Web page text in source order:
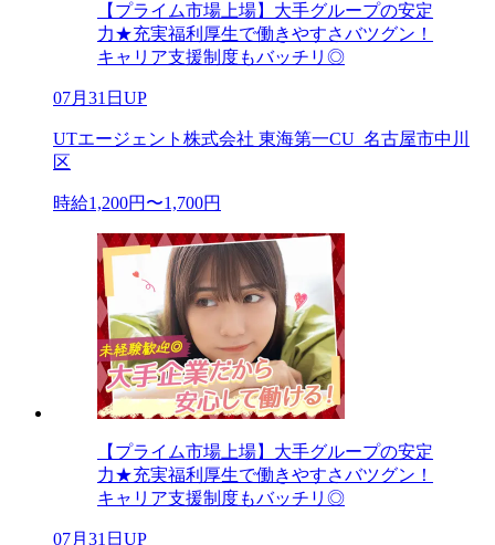
【プライム市場上場】大手グループの安定
力★充実福利厚生で働きやすさバツグン！
キャリア支援制度もバッチリ◎
07月31日UP
UTエージェント株式会社 東海第一CU_名古屋市中川
区
時給1,200円〜1,700円
【プライム市場上場】大手グループの安定
力★充実福利厚生で働きやすさバツグン！
キャリア支援制度もバッチリ◎
07月31日UP